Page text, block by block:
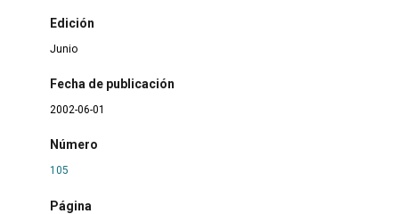
Edición
Junio
Fecha de publicación
2002-06-01
Número
105
Página